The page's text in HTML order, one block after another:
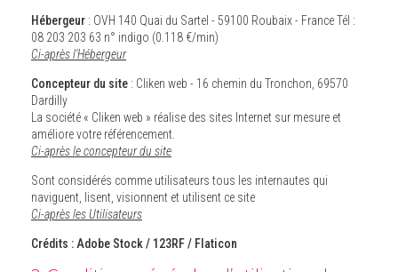
Hébergeur : OVH 140 Quai du Sartel - 59100 Roubaix - France Tél :
08 203 203 63 n° indigo (0.118 €/min)
Ci-après l'Hébergeur
Concepteur du site : Cliken web - 16 chemin du Tronchon, 69570
Dardilly
La société « Cliken web » réalise des sites Internet sur mesure et
améliore votre référencement.
Ci-après le concepteur du site
Sont considérés comme utilisateurs tous les internautes qui
naviguent, lisent, visionnent et utilisent ce site
Ci-après les Utilisateurs
Crédits : Adobe Stock / 123RF / Flaticon